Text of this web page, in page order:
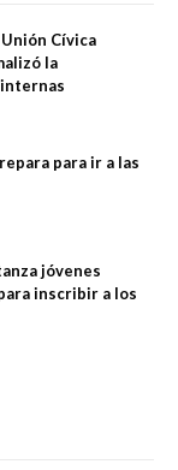
Cívica
la
para ir a las
jóvenes
inscribir a los